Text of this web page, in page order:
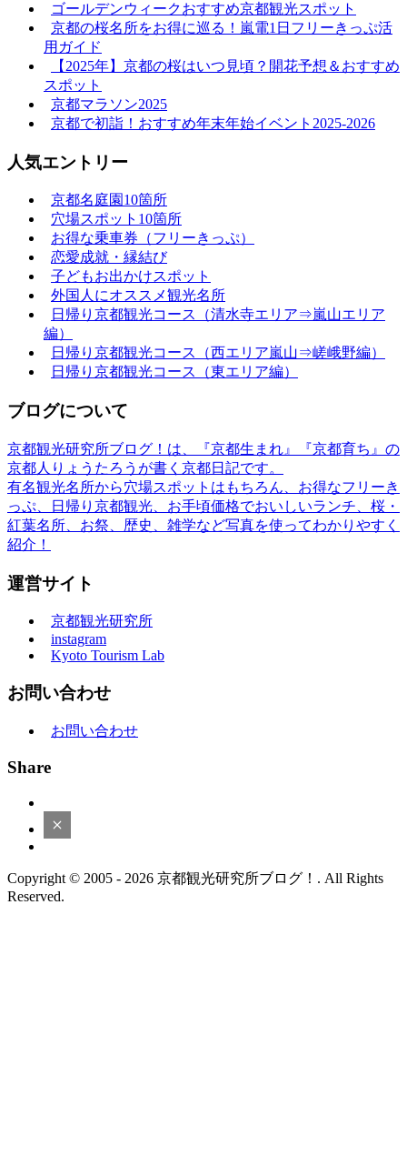
ゴールデンウィークおすすめ京都観光スポット
京都の桜名所をお得に巡る！嵐電1日フリーきっぷ活
用ガイド
【2025年】京都の桜はいつ見頃？開花予想＆おすすめ
スポット
京都マラソン2025
京都で初詣！おすすめ年末年始イベント2025-2026
人気エントリー
京都名庭園10箇所
穴場スポット10箇所
お得な乗車券（フリーきっぷ）
恋愛成就・縁結び
子どもお出かけスポット
外国人にオススメ観光名所
日帰り京都観光コース（清水寺エリア⇒嵐山エリア
編）
日帰り京都観光コース（西エリア嵐山⇒嵯峨野編）
日帰り京都観光コース（東エリア編）
ブログについて
京都観光研究所ブログ！は、『京都生まれ』『京都育ち』の
京都人りょうたろうが書く京都日記です。
有名観光名所から穴場スポットはもちろん、お得なフリーき
っぷ、日帰り京都観光、お手頃価格でおいしいランチ、桜・
紅葉名所、お祭、歴史、雑学など写真を使ってわかりやすく
紹介！
運営サイト
京都観光研究所
instagram
Kyoto Tourism Lab
お問い合わせ
お問い合わせ
Share
Copyright © 2005 - 2026 京都観光研究所ブログ！. All Rights
Reserved.